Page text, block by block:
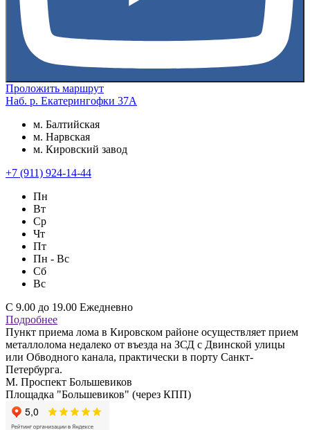
Проложить маршрут
Наб. р. Екатерингофки 37А
м. Балтийская
м. Нарвская
м. Кировский завод
+7 (911) 924-14-44
Пн
Вт
Ср
Чт
Пт
Пн - Вс
Сб
Вс
С 9.00 до 19.00 Ежедневно
Подробнее
Пункт приема лома в Кировском районе осуществляет прием
металлолома недалеко от въезда на ЗСД с Двинской улицы
или Обводного канала, практически в порту Санкт-
Петербурга.
М. Проспект Большевиков
Площадка "Большевиков" (через КПП)